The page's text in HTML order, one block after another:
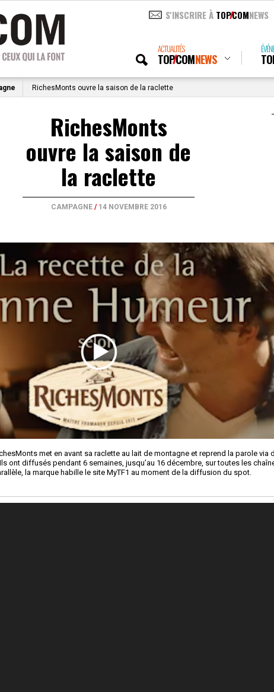
S'INSCRIRE À TOPCOMNEWS
ACTUALITÉS
TOPCOMNEWS
RichesMonts ouvre la saison de la raclette
RichesMonts
ouvre la saison de
la raclette
CAMPAGNE/ 14 NOVEMBRE 2016
met en avant sa raclette au lait de montagne et reprend la parole via
ont diffusés pendant 6 semaines, jusqu’au 16 décembre, sur toutes les
la marque habille le site MyTF1 au moment de la diffusion du spot.